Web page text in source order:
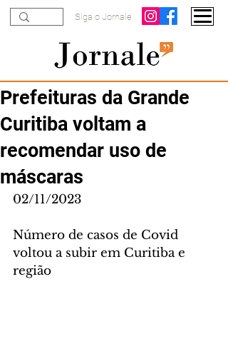
Siga o Jornale
Prefeituras da Grande
Curitiba voltam a
recomendar uso de
máscaras
02/11/2023
Número de casos de Covid
voltou a subir em Curitiba e
região